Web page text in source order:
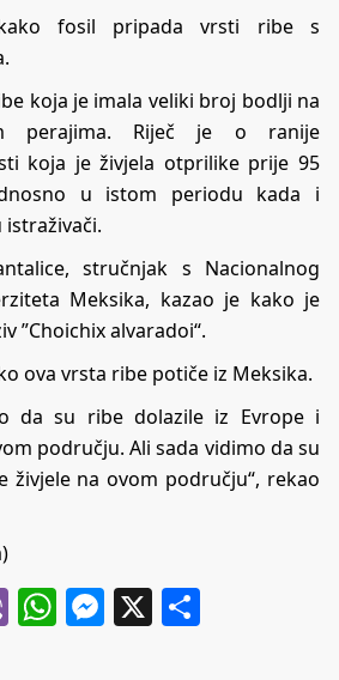
fosil pripada vrsti ribe s
koja je imala veliki broj bodlji na
perajima. Riječ je o ranije
koja je živjela otprilike prije 95
u istom periodu kada i
istraživači.
stručnjak s Nacionalnog
Meksika, kazao je kako je
”Choichix alvaradoi“.
ova vrsta ribe potiče iz Meksika.
da su ribe dolazile iz Evrope i
području. Ali sada vidimo da su
živjele na ovom području“, rekao
ViberWhatsApp
Messenger
X